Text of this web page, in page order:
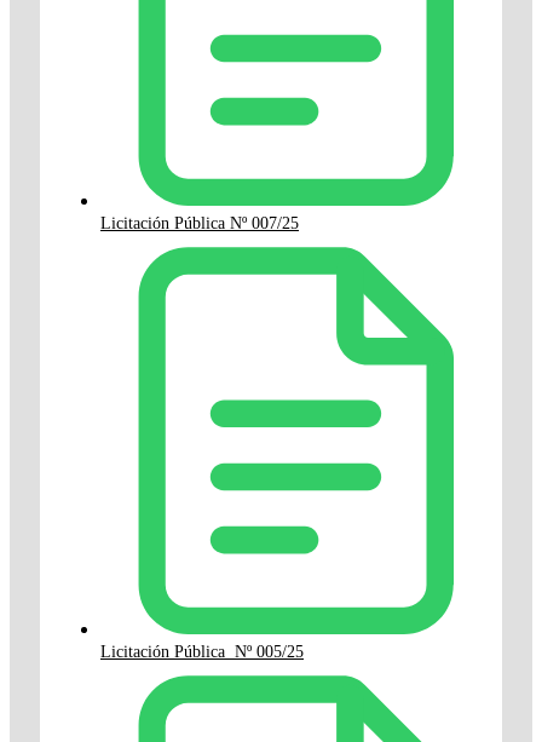
Licitación Pública Nº 007/25
Licitación Pública Nº 005/25